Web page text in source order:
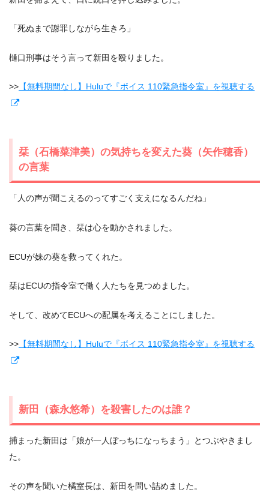
「死ぬまで謝罪しながら生きろ」
樋口刑事はそう言って新田を殴りました。
>> 【無料期間なし】Huluで『ボイス 110緊急指令室』を視聴する
栞（石橋菜津美）の気持ちを変えた葵（矢作穂香）
の言葉
「人の声が聞こえるのってすごく支えになるんだね」
葵の言葉を聞き、栞は心を動かされました。
ECUが妹の葵を救ってくれた。
栞はECUの指令室で働く人たちを見つめました。
そして、改めてECUへの配属を考えることにしました。
>> 【無料期間なし】Huluで『ボイス 110緊急指令室』を視聴する
新田（森永悠希）を殺害したのは誰？
捕まった新田は「娘が一人ぼっちになっちまう」とつぶやきまし
た。
その声を聞いた橘室長は、新田を問い詰めました。